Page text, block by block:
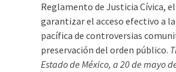
Reglamento de Justicia Cívica,
garantizar el acceso efectivo a
pacífica de controversias
preservación del orden público.
Estado de México, a 20 de mayo